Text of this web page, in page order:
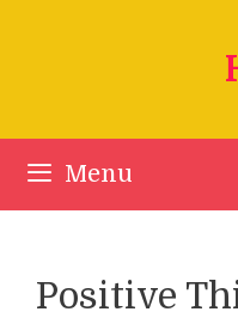
Menu
Positive